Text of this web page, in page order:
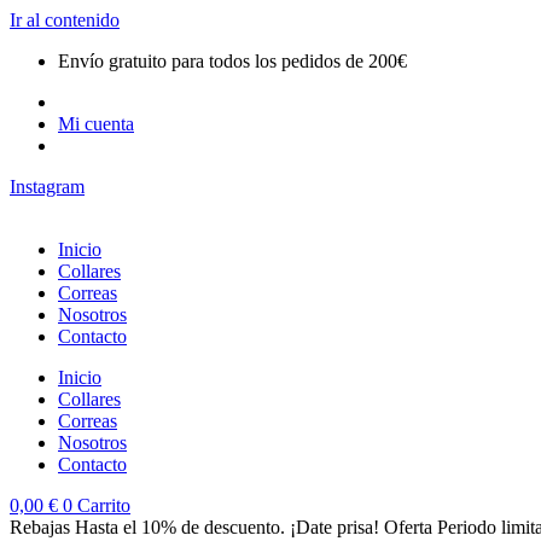
Ir al contenido
Envío gratuito para todos los pedidos de 200€
Mi cuenta
Instagram
Inicio
Collares
Correas
Nosotros
Contacto
Inicio
Collares
Correas
Nosotros
Contacto
0,00 € 0 Carrito
Rebajas Hasta el 10% de descuento. ¡Date prisa! Oferta Periodo